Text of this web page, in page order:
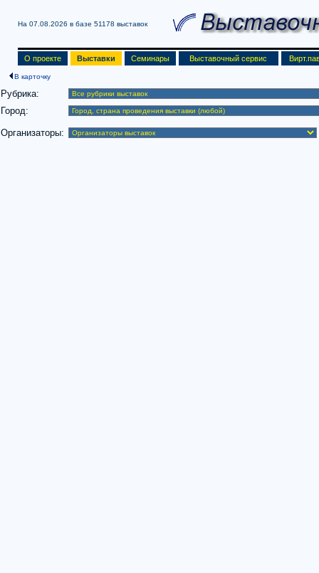
На 07.08.2026 в базе 51178 выставок
О проекте Выставки Семинары Выставочный сервис
В карточку
Рубрика:
Город:
Организаторы: